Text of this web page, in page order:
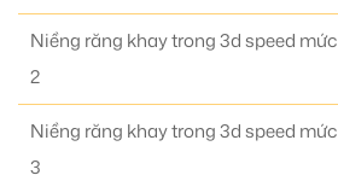
Niềng răng khay trong 3d speed mức
2
Niềng răng khay trong 3d speed mức
3